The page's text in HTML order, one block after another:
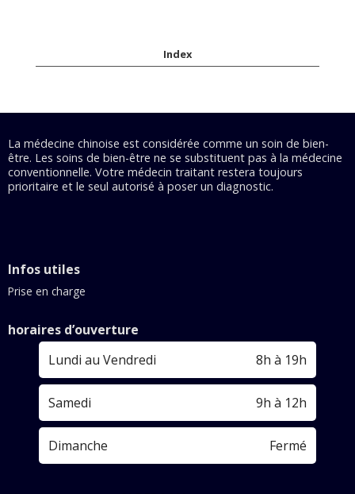
Index
La médecine chinoise est considérée comme un soin de bien-
être. Les soins de bien-être ne se substituent pas à la médecine
conventionnelle. Votre médecin traitant restera toujours
prioritaire et le seul autorisé à poser un diagnostic.
Infos utiles
Prise en charge
horaires d’ouverture
Lundi au Vendredi
8h à 19h
Samedi 9h à 12h
Dimanche Fermé